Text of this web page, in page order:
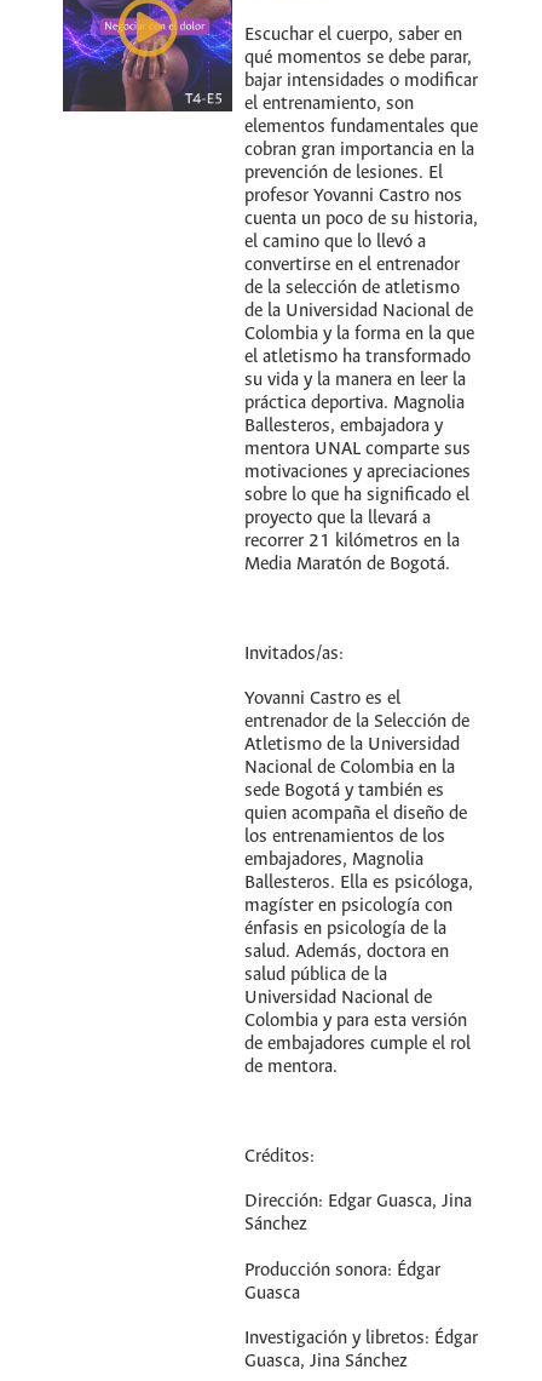
Escuchar el cuerpo, saber en
qué momentos se debe parar,
bajar intensidades o modificar
el entrenamiento, son
elementos fundamentales que
cobran gran importancia en la
prevención de lesiones. El
profesor Yovanni Castro nos
cuenta un poco de su historia,
el camino que lo llevó a
convertirse en el entrenador
de la selección de atletismo
de la Universidad Nacional de
Colombia y la forma en la que
el atletismo ha transformado
su vida y la manera en leer la
práctica deportiva. Magnolia
Ballesteros, embajadora y
mentora UNAL comparte sus
motivaciones y apreciaciones
sobre lo que ha significado el
proyecto que la llevará a
recorrer 21 kilómetros en la
Media Maratón de Bogotá.
Invitados/as:
Yovanni Castro es el
entrenador de la Selección de
Atletismo de la Universidad
Nacional de Colombia en la
sede Bogotá y también es
quien acompaña el diseño de
los entrenamientos de los
embajadores, Magnolia
Ballesteros. Ella es psicóloga,
magíster en psicología con
énfasis en psicología de la
salud. Además, doctora en
salud pública de la
Universidad Nacional de
Colombia y para esta versión
de embajadores cumple el rol
de mentora.
Créditos:
Dirección: Edgar Guasca, Jina
Sánchez
Producción sonora: Édgar
Guasca
Investigación y libretos: Édgar
Guasca, Jina Sánchez